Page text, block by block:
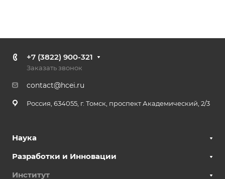
+7 (3822) 900-321
Заказать звонок
contact@hcei.ru
Россия, 634055, г. Томск, проспект Академический, 2/3
Наука
Разработки и Инновации
Институт